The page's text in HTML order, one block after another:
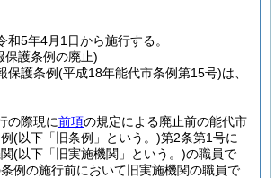
和5年4月1日から施行する。
保護条例の廃止)
保護条例(平成18年能代市条例第15号)は、
の際現に前項の規定による廃止前の能代市
(以下「旧条例」という。)第2条第1号に
(以下「旧実施機関」という。)の職員で
例の施行前において旧実施機関の職員で